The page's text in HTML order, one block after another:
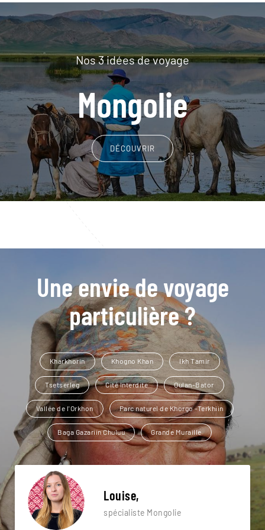
Nos 3 idées de voyage
Mongolie
DÉCOUVRIR
Une envie de voyage
particulière ?
Kharkhorin Khogno Khan Ikh Tamir
Tsetserleg Cité Interdite Oulan-Bator
Vallée de l'Orkhon Parc naturel de Khorgo -Terkhiin
Baga Gazariin Chuluu Grande Muraille
Louise,
spécialiste Mongolie